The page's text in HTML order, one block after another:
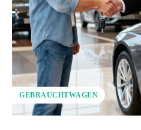
GEBRAUCHTWAGEN